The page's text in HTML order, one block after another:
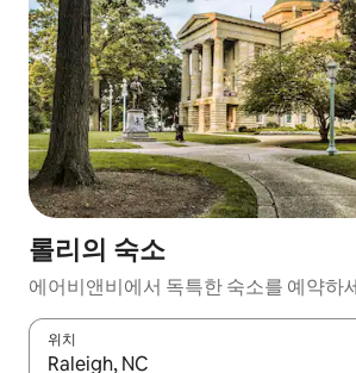
롤리의 숙소
에어비앤비에서 독특한 숙소를 예약하
위치
결과가 나오면 위·아래 화살표 키를 사용